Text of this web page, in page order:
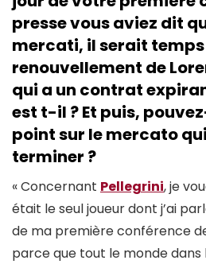
presse vous aviez dit
mercati, il serait
renouvellement de
qui a un contrat
est t-il ? Et puis,
point sur le mercato
terminer ?
« Concernant Pellegrini, je
était le seul joueur dont j’ai
de ma première conférence
parce que tout le monde dans